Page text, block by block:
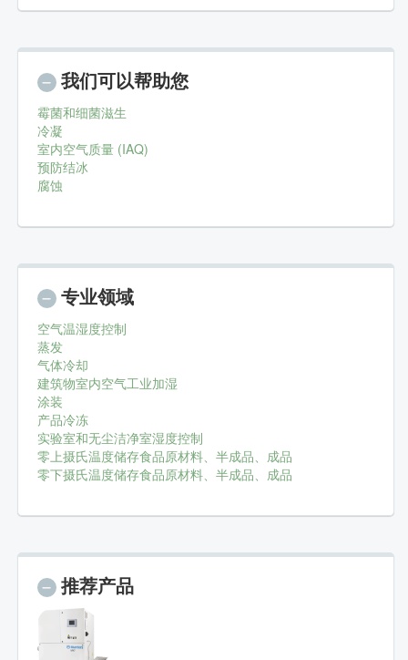
我们可以帮助您
霉菌和细菌滋生
冷凝
室内空气质量 (IAQ)
预防结冰
腐蚀
专业领域
空气温湿度控制
蒸发
气体冷却
建筑物室内空气工业加湿
涂装
产品冷冻
实验室和无尘洁净室湿度控制
零上摄氏温度储存食品原材料、半成品、成品
零下摄氏温度储存食品原材料、半成品、成品
推荐产品